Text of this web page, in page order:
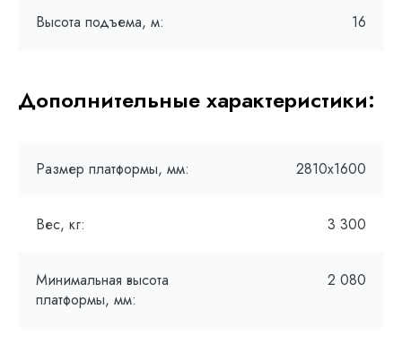
Высота подъема, м: 16
Дополнительные характеристики:
Размер платформы, мм: 2810х1600
Вес, кг: 3 300
Минимальная высота
платформы, мм:
2 080